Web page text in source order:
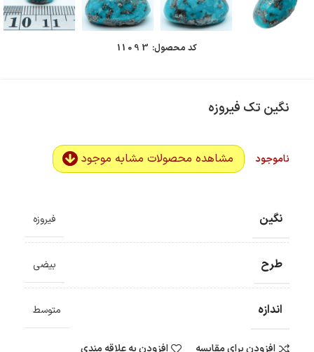
کد محصول: 11093
نگین تک فیروزه
ناموجود مشاهده محصولات مشابه موجود
نگین فیروزه
طرح بیضی
اندازه متوسط
افزودن برای مقایسه افزودن به علاقه مندی